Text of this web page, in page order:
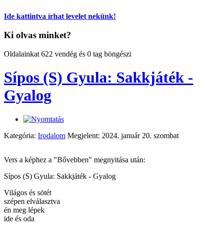
Ide kattintva írhat levelet nekünk!
Ki olvas minket?
Oldalainkat 622 vendég és 0 tag böngészi
Sípos (S) Gyula: Sakkjáték -
Gyalog
Kategória: Irodalom Megjelent: 2024. január 20. szombat
Vers a képhez a "Bővebben" megnyitása után:
Sípos (S) Gyula: Sakkjáték - Gyalog
Világos és sötét
szépen elválasztva
én meg lépek
ide és oda